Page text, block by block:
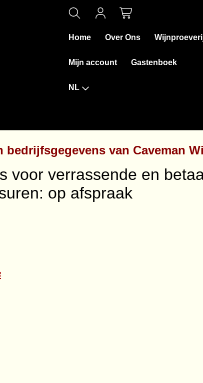
Home Over Ons
Mijn account Gastenboek
NL
bedrijfsgegevens van Caveman
voor verrassende en
op afspraak